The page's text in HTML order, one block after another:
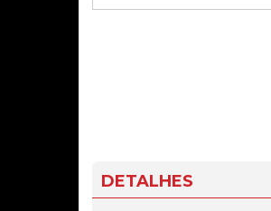
DETALHES